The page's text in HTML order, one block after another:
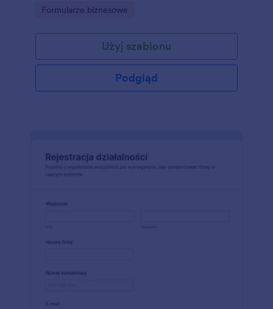
korzystania z Twoich produktów/usług, jak Twój
satysfakcję z korzystania z produktu/usługi i kilka
innych pytań dotyczących ogólnych wrażeń.
Możesz także stworzyć własną ankietę od zera przy
pomocy kreatora ankiet!
Go to Category:
Formularze biznesowe
Użyj szablonu
Podgląd